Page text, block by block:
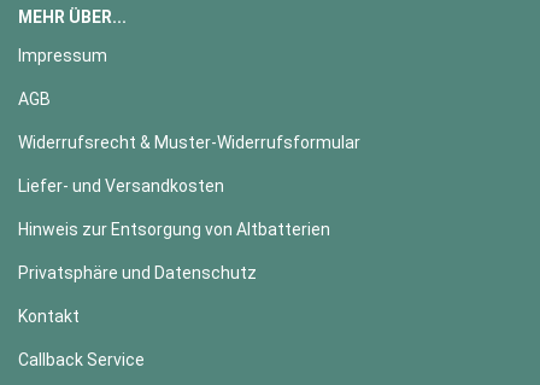
MEHR ÜBER...
Impressum
AGB
Widerrufsrecht & Muster-Widerrufsformular
Liefer- und Versandkosten
Hinweis zur Entsorgung von Altbatterien
Privatsphäre und Datenschutz
Kontakt
Callback Service